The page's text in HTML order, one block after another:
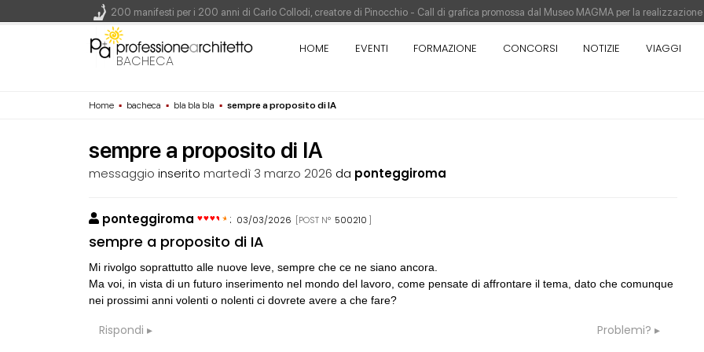
BACHECA
HOME EVENTI FORMAZIONE CONCORSI NOTIZIE VIAGGI
Home ▪ bacheca ▪ bla bla bla ▪ sempre a proposito di IA
sempre a proposito di IA
messaggio inseritomartedì 3 marzo 2026 da ponteggiroma
ponteggiroma : 03/03/2026 [POST N° 500210 ]
sempre a proposito di IA
Mi rivolgo soprattutto alle nuove leve, sempre che ce ne siano ancora.
Ma voi, in vista di un futuro inserimento nel mondo del lavoro, come pensate di affrontare il tema, dato che comunque
nei prossimi anni volenti o nolenti ci dovrete avere a che fare?
Rispondi Problemi?
D CONSIGLI
A 06
CONSIGLI
Prefabbricato / costruzione tradizionale
CONSIGLI
200 manifesti per i 200 anni di Carlo Collodi, creatore di Pinocchio - Call di grafica promossa dal Museo MAGMA per la
La ricarica dei profumi domestici in un prodotto innovativo di design - Concorso di product design by Desall · Al vincitore un premio di
Il lungomare di Nicotera si tinge di giallo: Fabrizio Ciappina vince il concorso di progettazione